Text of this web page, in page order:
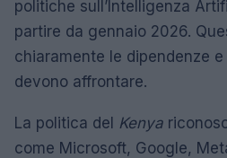
politiche sull’Intelligenza
partire da gennaio 2026.
chiaramente le dipendenze
devono affrontare.
La politica del Kenya
come Microsoft, Google,